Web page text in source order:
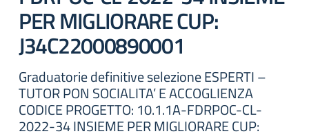
PER MIGLIORARE CUP:
J34C22000890001
Graduatorie definitive selezione ESPERTI –
TUTOR PON SOCIALITA’ E ACCOGLIENZA
CODICE PROGETTO: 10.1.1A-FDRPOC-CL-
2022-34 INSIEME PER MIGLIORARE CUP: